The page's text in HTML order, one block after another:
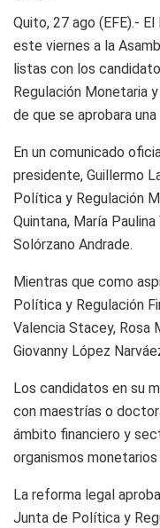
Quito, 27 ago (EFE).-
este viernes a la
listas con los
Regulación Monetaria
de que se aprobara
En un comunicado
presidente, Guillermo
Política y Regulación
Quintana, María
Solórzano Andrade.
Mientras que como
Política y Regulación
Valencia Stacey, Rosa
Giovanny López
Los candidatos en su
con maestrías o
ámbito financiero y
organismos
La reforma legal
Junta de Política y